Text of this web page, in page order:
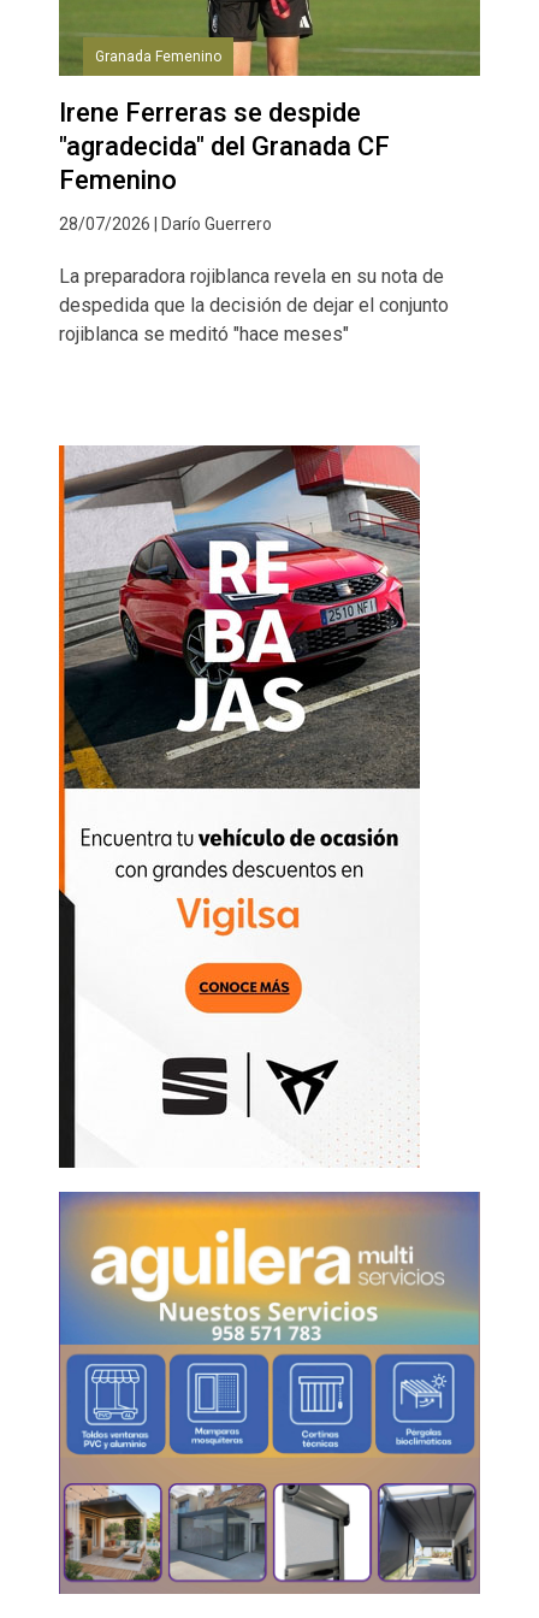
Granada Femenino
Irene Ferreras se despide
"agradecida" del Granada CF
Femenino
28/07/2026 | Darío Guerrero
La preparadora rojiblanca revela en su nota de
despedida que la decisión de dejar el conjunto
rojiblanca se meditó "hace meses"